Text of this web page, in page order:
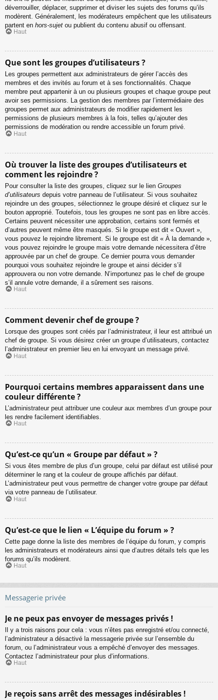
déverrouiller, déplacer, supprimer et diviser les sujets des forums qu’ils
modèrent. Généralement, les modérateurs empêchent que les utilisateurs
partent en hors-sujet ou publient du contenu abusif ou offensant.
Haut
Que sont les groupes d’utilisateurs ?
Les groupes permettent aux administrateurs de gérer l’accès des
membres et des invités au forum et à ses fonctionnalités. Chaque
membre peut appartenir à un ou plusieurs groupes et chaque groupe peut
avoir ses permissions. La gestion des membres par l’intermédiaire des
groupes permet aux administrateurs de modifier rapidement les
permissions de plusieurs membres à la fois, telles qu’ajouter des
permissions de modération ou rendre accessible un forum privé.
Haut
Où trouver la liste des groupes d’utilisateurs et
comment les rejoindre ?
Pour consulter la liste des groupes, cliquez sur le lien Groupes
d’utilisateurs depuis votre panneau de l’utilisateur. Si vous souhaitez
rejoindre un des groupes, sélectionnez le groupe désiré et cliquez sur le
bouton approprié. Toutefois, tous les groupes ne sont pas en libre accès.
Certains peuvent nécessiter une approbation, certains sont fermés et
d’autres peuvent même être masqués. Si le groupe est dit « Ouvert »,
vous pouvez le rejoindre librement. Si le groupe est dit « À la demande »,
vous pouvez rejoindre le groupe mais votre demande nécessitera d’être
approuvée par un chef de groupe. Ce dernier pourra vous demander
pourquoi vous souhaitez rejoindre le groupe et ainsi décider s’il
approuvera ou non votre demande. N’importunez pas le chef de groupe
s’il annule votre demande, il a sûrement ses raisons.
Haut
Comment devenir chef de groupe ?
Lorsque des groupes sont créés par l’administrateur, il leur est attribué un
chef de groupe. Si vous désirez créer un groupe d’utilisateurs, contactez
l’administrateur en premier lieu en lui envoyant un message privé.
Haut
Pourquoi certains membres apparaissent dans une
couleur différente ?
L’administrateur peut attribuer une couleur aux membres d’un groupe pour
les rendre facilement identifiables.
Haut
Qu’est-ce qu’un « Groupe par défaut » ?
Si vous êtes membre de plus d’un groupe, celui par défaut est utilisé pour
déterminer le rang et la couleur de groupe affichés par défaut.
L’administrateur peut vous permettre de changer votre groupe par défaut
via votre panneau de l’utilisateur.
Haut
Qu’est-ce que le lien « L’équipe du forum » ?
Cette page donne la liste des membres de l’équipe du forum, y compris
les administrateurs et modérateurs ainsi que d’autres détails tels que les
forums qu’ils modèrent.
Haut
Messagerie privée
Je ne peux pas envoyer de messages privés !
Il y a trois raisons pour cela : vous n’êtes pas enregistré et/ou connecté,
l’administrateur a désactivé la messagerie privée sur l’ensemble du
forum, ou l’administrateur vous a empêché d’envoyer des messages.
Contactez l’administrateur pour plus d’informations.
Haut
Je reçois sans arrêt des messages indésirables !